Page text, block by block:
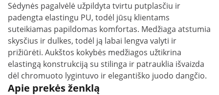
Sėdynės pagalvėlė užpildyta tvirtu putplasčiu ir
padengta elastingu PU, todėl jūsų klientams
suteikiamas papildomas komfortas. Medžiaga atstumia
skysčius ir dulkes, todėl ją labai lengva valyti ir
prižiūrėti. Aukštos kokybės medžiagos užtikrina
elastingą konstrukciją su stilinga ir patrauklia išvaizda
dėl chromuoto lygintuvo ir elegantiško juodo dangčio.
Apie prekės ženklą